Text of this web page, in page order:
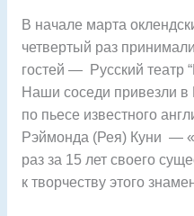
В начале марта
четвертый раз
гостей — Русский театр
Наши соседи привезли
по пьесе известного
Рэймонда (Рея) Куни —
раз за 15 лет своего
к творчеству этого